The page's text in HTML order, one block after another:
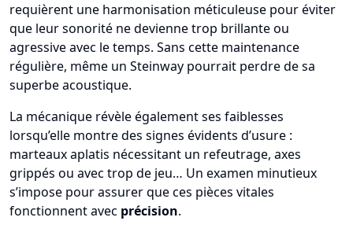
requièrent une harmonisation méticuleuse pour éviter
que leur sonorité ne devienne trop brillante ou
agressive avec le temps. Sans cette maintenance
régulière, même un Steinway pourrait perdre de sa
superbe acoustique.
La mécanique révèle également ses faiblesses
lorsqu’elle montre des signes évidents d’usure :
marteaux aplatis nécessitant un refeutrage, axes
grippés ou avec trop de jeu… Un examen minutieux
s’impose pour assurer que ces pièces vitales
fonctionnent avec précision.